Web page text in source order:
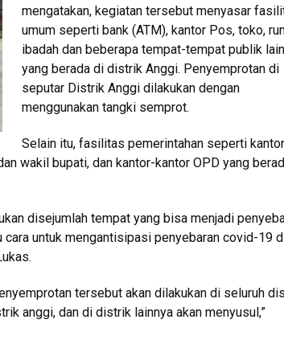
mengatakan, kegiatan tersebut menyasar
umum seperti bank (ATM), kantor Pos, toko,
ibadah dan beberapa tempat-tempat publik
yang berada di distrik Anggi. Penyemprotan di
seputar Distrik Anggi dilakukan dengan
menggunakan tangki semprot.
Selain itu, fasilitas pemerintahan seperti kantor
wakil bupati, dan kantor-kantor OPD yang
disejumlah tempat yang bisa menjadi
untuk mengantisipasi penyebaran covid-19
tersebut akan dilakukan di seluruh
anggi, dan di distrik lainnya akan menyusul,”